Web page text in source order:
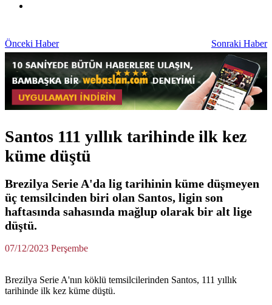
Önceki Haber Sonraki Haber
Santos 111 yıllık tarihinde ilk kez
küme düştü
Brezilya Serie A'da lig tarihinin küme düşmeyen
üç temsilcinden biri olan Santos, ligin son
haftasında sahasında mağlup olarak bir alt lige
düştü.
07/12/2023 Perşembe
Brezilya Serie A'nın köklü temsilcilerinden Santos, 111 yıllık
tarihinde ilk kez küme düştü.